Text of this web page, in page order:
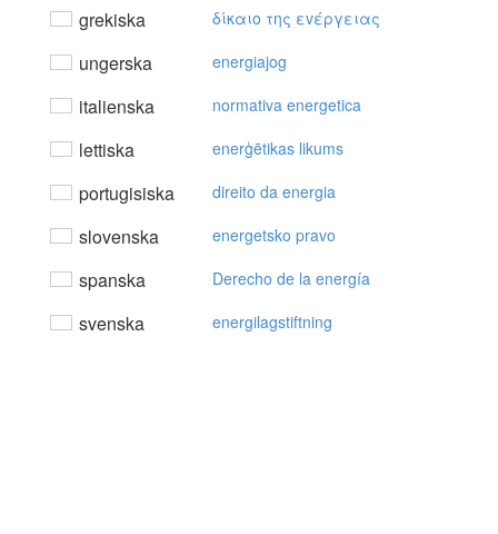
grekiska δίκαιo της εvέργειας
ungerska energiajog
italienska normativa energetica
lettiska enerģētikas likums
portugisiska direito da energia
slovenska energetsko pravo
spanska Derecho de la energía
svenska energilagstiftning